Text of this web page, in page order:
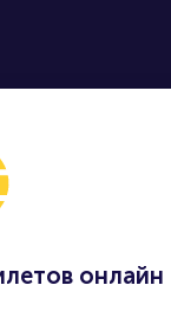
онлайн